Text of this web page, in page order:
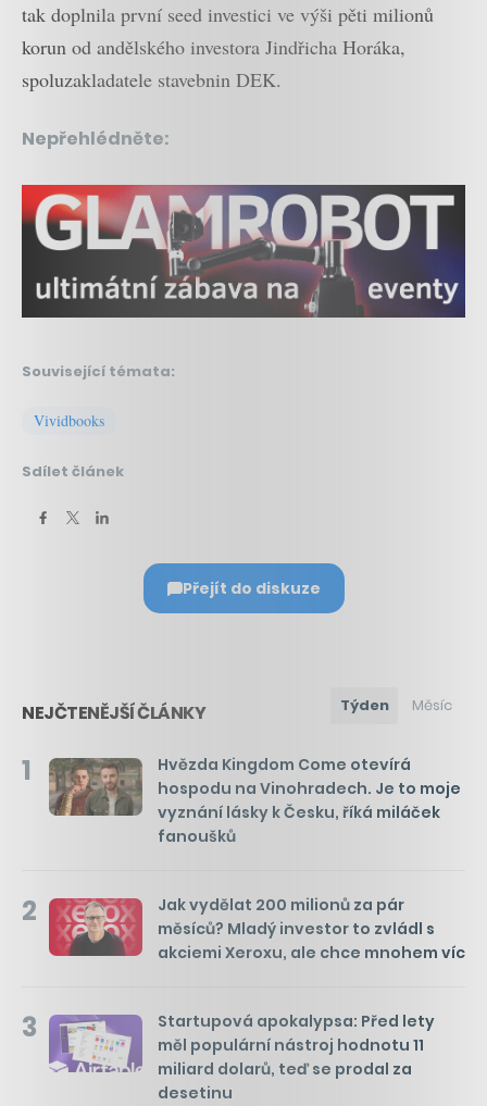
tak doplnila první seed investici ve výši pěti milionů
korun od andělského investora Jindřicha Horáka,
spoluzakladatele stavebnin DEK.
Nepřehlédněte:
Související témata:
Vividbooks
Sdílet článek
Přejít do diskuze
NEJČTENĚJŠÍ ČLÁNKY Týden Měsíc
1
Hvězda Kingdom Come otevírá
hospodu na Vinohradech. Je to moje
vyznání lásky k Česku, říká miláček
fanoušků
2
Jak vydělat 200 milionů za pár
měsíců? Mladý investor to zvládl s
akciemi Xeroxu, ale chce mnohem víc
3
Startupová apokalypsa: Před lety
měl populární nástroj hodnotu 11
miliard dolarů, teď se prodal za
desetinu